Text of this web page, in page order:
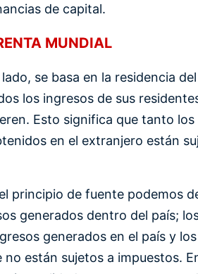
de capital.
MUNDIAL
se basa en la residencia
los ingresos de sus
Esto significa que tanto los
en el extranjero están
principio de fuente podemos
generados dentro del país;
generados en el país y
están sujetos a impuestos.